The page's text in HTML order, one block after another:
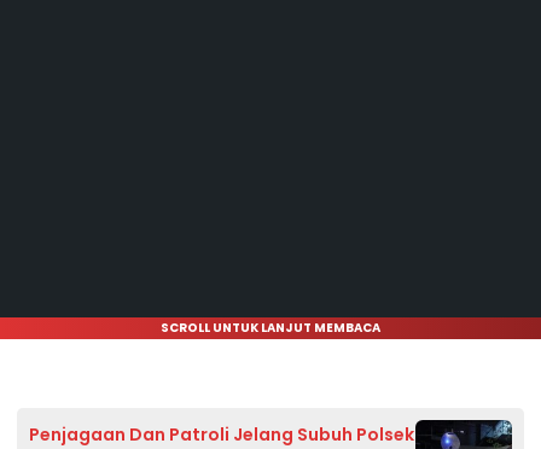
SCROLL UNTUK LANJUT MEMBACA
Penjagaan Dan Patroli Jelang Subuh Polsek